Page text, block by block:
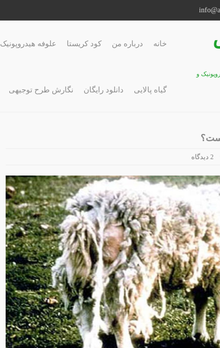
و
خانه درباره من کود کریستا علوفه هیدروپونیک
گیاه پالایی دانلود رایگان نگارش طرح توجیهی
2 دیدگاه